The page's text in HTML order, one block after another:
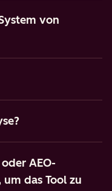
von
AEO-
um das Tool zu